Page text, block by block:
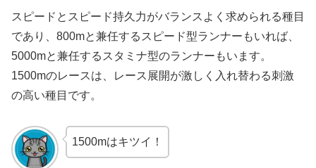
スピードとスピード持久力がバランスよく求められる種目
であり、800mと兼任するスピード型ランナーもいれば、
5000mと兼任するスタミナ型のランナーもいます。
1500mのレースは、レース展開が激しく入れ替わる刺激
の高い種目です。
1500mはキツイ！